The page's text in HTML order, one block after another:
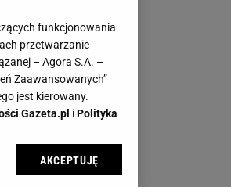
funkcjonowania
przetwarzanie
– Agora S.A. –
Zaawansowanych”
jest kierowany.
Gazeta.pl iPolityka
sp. z o.o., jej
AKCEPTUJĘ